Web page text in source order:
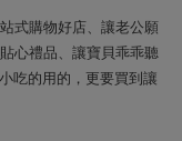
式購物好店、讓老公願
心禮品、讓寶貝乖乖聽
吃的用的，更要買到讓